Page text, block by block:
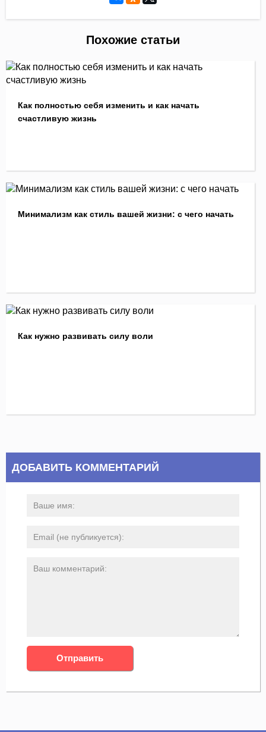
Похожие статьи
Как полностью себя изменить и как начать
счастливую жизнь
Минимализм как стиль вашей жизни: с чего начать
Как нужно развивать силу воли
ДОБАВИТЬ КОММЕНТАРИЙ